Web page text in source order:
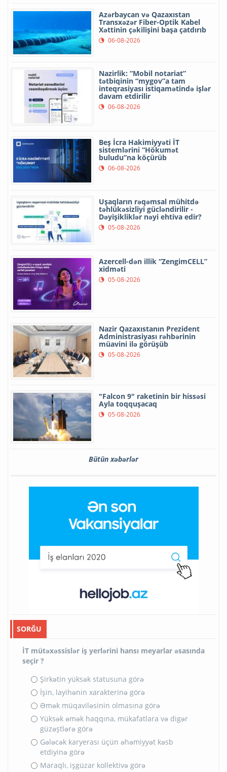
Azərbaycan və Qazaxıstan
Transxəzər Fiber-Optik Kabel
Xəttinin çəkilişini başa çatdırıb
06-08-2026
Nazirlik: “Mobil notariat”
tətbiqinin “mygov”a tam
inteqrasiyası istiqamətində işlər
davam etdirilir
06-08-2026
Beş İcra Hakimiyyəti İT
sistemlərini “Hökumət
buludu”na köçürüb
06-08-2026
Uşaqların rəqəmsal mühitdə
təhlükəsizliyi gücləndirilir -
Dəyişikliklər nəyi ehtiva edir?
05-08-2026
Azercell-dən illik “ZengimCELL”
xidməti
05-08-2026
Nazir Qazaxıstanın Prezident
Administrasiyası rəhbərinin
müavini ilə görüşüb
05-08-2026
"Falcon 9" raketinin bir hissəsi
Ayla toqquşacaq
05-08-2026
Bütün xəbərlər
SORĞU
İT mütəxəssislər iş yerlərini hansı meyarlar əsasında
seçir ?
Şirkətin yüksək statusuna görə
İşin, layihənin xarakterinə görə
Əmək müqaviləsinin olmasına görə
Yüksək əmək haqqına, mükafatlara və digər
güzəştlərə görə
Gələcək karyerası üçün əhəmiyyət kəsb
etdiyinə görə
Maraqlı, işgüzar kollektivə görə